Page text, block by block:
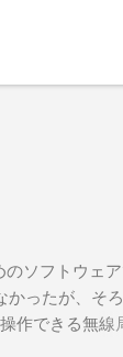
ソフトウェア
かったが、そ
作できる無線